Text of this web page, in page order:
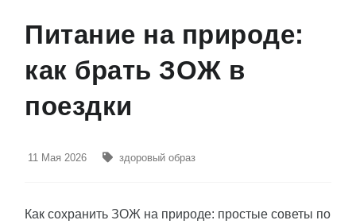
Питание на природе:
как брать ЗОЖ в
поездки
11 Мая 2026 здоровый образ
Как сохранить ЗОЖ на природе: простые советы по